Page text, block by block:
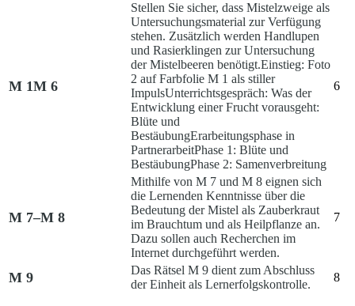
M 1M 6
Stellen Sie sicher, dass Mistelzweige als
Untersuchungsmaterial zur Verfügung
stehen. Zusätzlich werden Handlupen
und Rasierklingen zur Untersuchung
der Mistelbeeren benötigt.Einstieg: Foto
2 auf Farbfolie M 1 als stiller
ImpulsUnterrichtsgespräch: Was der
Entwicklung einer Frucht vorausgeht:
Blüte und
BestäubungErarbeitungsphase in
PartnerarbeitPhase 1: Blüte und
BestäubungPhase 2: Samenverbreitung
6
M 7–M 8
Mithilfe von M 7 und M 8 eignen sich
die Lernenden Kenntnisse über die
Bedeutung der Mistel als Zauberkraut
im Brauchtum und als Heilpflanze an.
Dazu sollen auch Recherchen im
Internet durchgeführt werden.
7
M 9
Das Rätsel M 9 dient zum Abschluss
der Einheit als Lernerfolgskontrolle.
8